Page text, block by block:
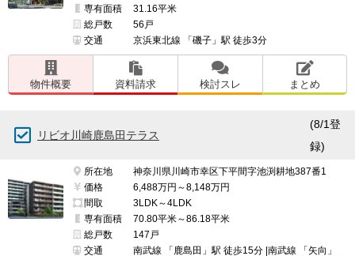
専有面積
31.16平米
総戸数
56戸
交通
京浜東北線 「磯子」駅 徒歩3分
物件概要 資料請求 検討スレ まとめ
リビオ川崎鹿島田テラス
(8/1登
録)
所在地
神奈川県川崎市幸区下平間字池渕耕地387番1
価格
6,488万円～8,148万円
間取
3LDK～4LDK
専有面積
70.80平米～86.18平米
総戸数
147戸
交通
南武線 「鹿島田」駅 徒歩15分 |南武線 「矢向」